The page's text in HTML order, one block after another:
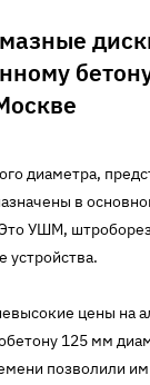
диаметра,
в
УШМ,
устройства.
цены на
125 мм
позволили